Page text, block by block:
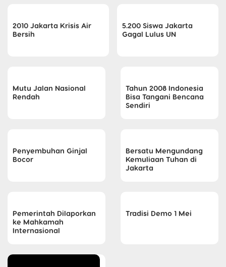
2010 Jakarta Krisis Air
Bersih
5.200 Siswa Jakarta
Gagal Lulus UN
Mutu Jalan Nasional
Rendah
Tahun 2008 Indonesia
Bisa Tangani Bencana
Sendiri
Penyembuhan Ginjal
Bocor
Bersatu Mengundang
Kemuliaan Tuhan di
Jakarta
Pemerintah Dilaporkan
ke Mahkamah
Internasional
Tradisi Demo 1 Mei